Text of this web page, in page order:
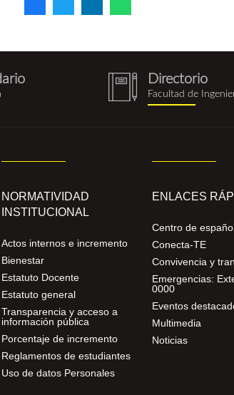
notebook
(1).png
Directorio
Facultad de
NORMATIVIDAD
INSTITUCIONAL
Actos internos e incremento
Bienestar
Estatuto Docente
Estatuto general
Transparencia y acceso a
información pública
Porcentaje de incremento
Reglamentos de estudiantes
Uso de datos Personales
ENLACES
Centro de
Conecta-TE
Convivencia y
Emergencias:
0000
Eventos
Multimedia
Noticias